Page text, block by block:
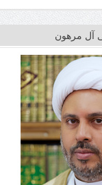
آل مرهون